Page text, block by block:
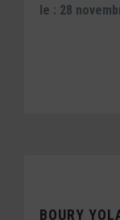
le : 28
BOURY